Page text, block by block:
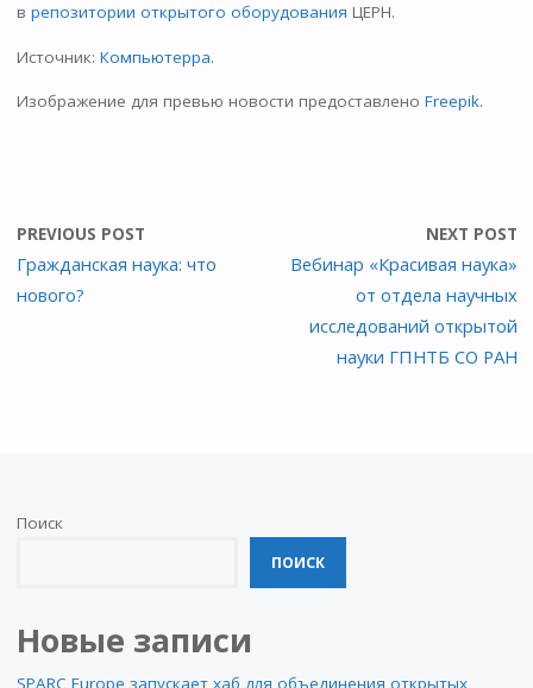
в репозитории открытого оборудования ЦЕРН.
Источник: Компьютерра.
Изображение для превью новости предоставлено Freepik.
PREVIOUS POST
Гражданская наука: что
нового?
NEXT POST
Вебинар «Красивая наука»
от отдела научных
исследований открытой
науки ГПНТБ СО РАН
Поиск
ПОИСК
Новые записи
SPARC Europe запускает хаб для объединения открытых